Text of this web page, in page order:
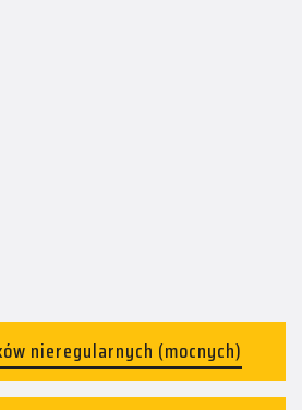
nieregularnych (mocnych)